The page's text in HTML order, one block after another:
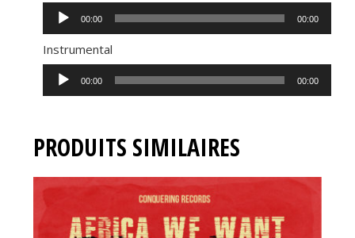
Lecteur
audio
00:00 00:00
Instrumental
Lecteur
audio
00:00 00:00
PRODUITS SIMILAIRES